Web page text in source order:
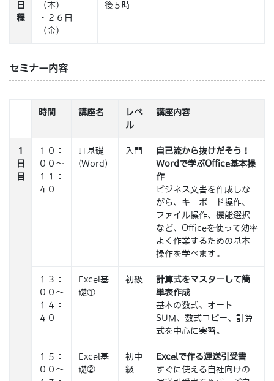
日
程
（木）
・２６日
（金）
後５時
セミナー内容
時間 講座名
レベ
ル
講座内容
１
日
目
１０：
００～
１１：
４０
IT基礎
(Word)
入門
自己流から抜けだそう！
Wordで学ぶOffice基本操
作
ビジネス文書を作成しな
がら、キーボード操作、
ファイル操作、機能選択
など、Officeを使って効率
よく作業するための基本
操作を学べます。
１３：
００～
１４：
４０
Excel基
礎①
初級
計算式をマスターして簡
単表作成
基本の数式、オート
SUM、数式コピー、計算
式を中心に実習。
１５：
００～
Excel基
礎②
初中
級
Excelで作る運送引受書
すぐに使える自社向けの